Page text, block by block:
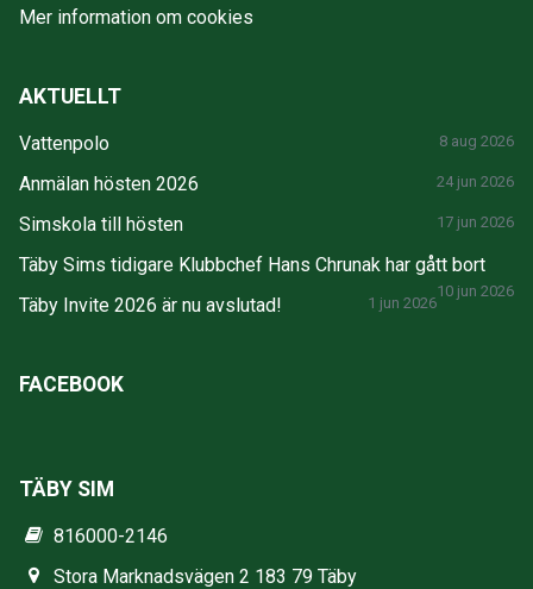
Mer information om cookies
AKTUELLT
Vattenpolo 8 aug 2026
Anmälan hösten 2026 24 jun 2026
Simskola till hösten 17 jun 2026
Täby Sims tidigare Klubbchef Hans Chrunak har gått bort
10 jun 2026
Täby Invite 2026 är nu avslutad! 1 jun 2026
FACEBOOK
TÄBY SIM
816000-2146
Stora Marknadsvägen 2 183 79 Täby